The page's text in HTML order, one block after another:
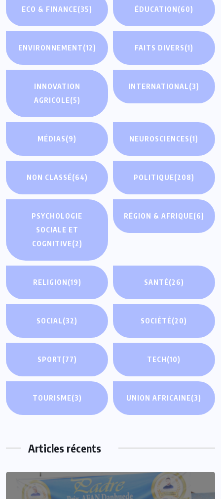
ECO & FINANCE(35) ÉDUCATION(60)
ENVIRONNEMENT(12) FAITS DIVERS(1)
INNOVATION
AGRICOLE(5)
INTERNATIONAL(3)
MÉDIAS(9) NEUROSCIENCES(1)
NON CLASSÉ(64) POLITIQUE(208)
PSYCHOLOGIE
SOCIALE ET
COGNITIVE(2)
RÉGION & AFRIQUE(6)
RELIGION(19) SANTÉ(26)
SOCIAL(32) SOCIÉTÉ(20)
SPORT(77) TECH(10)
TOURISME(3) UNION AFRICAINE(3)
Articles récents